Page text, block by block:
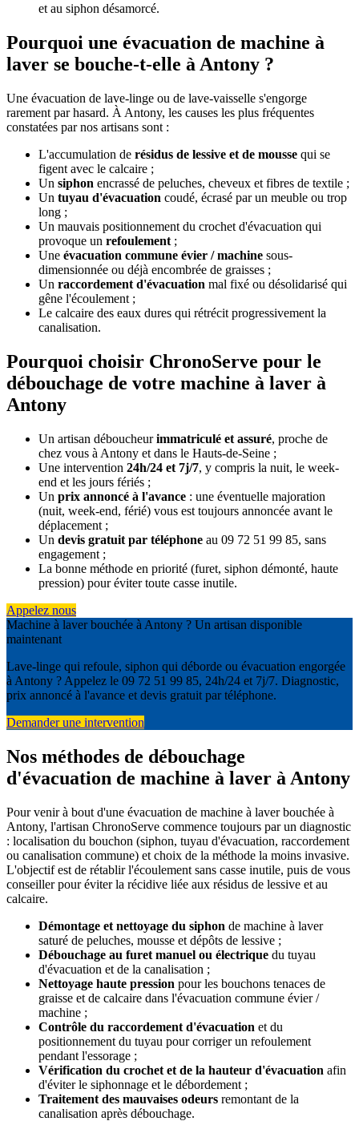
et au siphon désamorcé.
Pourquoi une évacuation de machine à
laver se bouche-t-elle à Antony ?
Une évacuation de lave-linge ou de lave-vaisselle s'engorge
rarement par hasard. À Antony, les causes les plus fréquentes
constatées par nos artisans sont :
L'accumulation de résidus de lessive et de mousse qui se
figent avec le calcaire ;
Un siphon encrassé de peluches, cheveux et fibres de textile ;
Un tuyau d'évacuation coudé, écrasé par un meuble ou trop
long ;
Un mauvais positionnement du crochet d'évacuation qui
provoque un refoulement ;
Une évacuation commune évier / machine sous-
dimensionnée ou déjà encombrée de graisses ;
Un raccordement d'évacuation mal fixé ou désolidarisé qui
gêne l'écoulement ;
Le calcaire des eaux dures qui rétrécit progressivement la
canalisation.
Pourquoi choisir ChronoServe pour le
débouchage de votre machine à laver à
Antony
Un artisan déboucheurimmatriculé et assuré, proche de
chez vous à Antony et dans le Hauts-de-Seine ;
Une intervention 24h/24 et 7j/7, y compris la nuit, le week-
end et les jours fériés ;
Un prix annoncé à l'avance : une éventuelle majoration
(nuit, week-end, férié) vous est toujours annoncée avant le
déplacement ;
Un devis gratuit par téléphone au 09 72 51 99 85, sans
engagement ;
La bonne méthode en priorité (furet, siphon démonté, haute
pression) pour éviter toute casse inutile.
Appelez nous
Machine à laver bouchée à Antony ? Un artisan disponible
maintenant
Lave-linge qui refoule, siphon qui déborde ou évacuation engorgée
à Antony ? Appelez le 09 72 51 99 85, 24h/24 et 7j/7. Diagnostic,
prix annoncé à l'avance et devis gratuit par téléphone.
Demander une intervention
Nos méthodes de débouchage
d'évacuation de machine à laver à Antony
Pour venir à bout d'une évacuation de machine à laver bouchée à
Antony, l'artisan ChronoServe commence toujours par un diagnostic
: localisation du bouchon (siphon, tuyau d'évacuation, raccordement
ou canalisation commune) et choix de la méthode la moins invasive.
L'objectif est de rétablir l'écoulement sans casse inutile, puis de vous
conseiller pour éviter la récidive liée aux résidus de lessive et au
calcaire.
Démontage et nettoyage du siphon de machine à laver
saturé de peluches, mousse et dépôts de lessive ;
Débouchage au furet manuel ou électrique du tuyau
d'évacuation et de la canalisation ;
Nettoyage haute pression pour les bouchons tenaces de
graisse et de calcaire dans l'évacuation commune évier /
machine ;
Contrôle du raccordement d'évacuation et du
positionnement du tuyau pour corriger un refoulement
pendant l'essorage ;
Vérification du crochet et de la hauteur d'évacuation afin
d'éviter le siphonnage et le débordement ;
Traitement des mauvaises odeurs remontant de la
canalisation après débouchage.